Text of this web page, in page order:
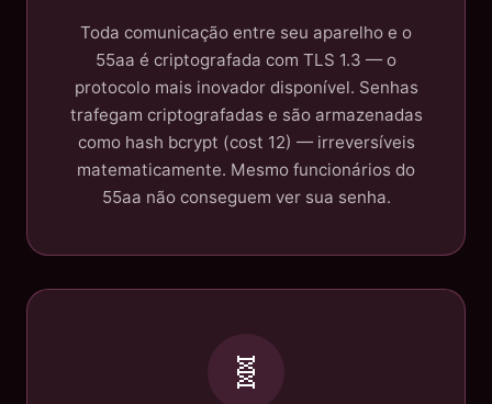
Toda comunicação entre seu aparelho e o
55aa é criptografada com TLS 1.3 — o
protocolo mais inovador disponível. Senhas
trafegam criptografadas e são armazenadas
como hash bcrypt (cost 12) — irreversíveis
matematicamente. Mesmo funcionários do
55aa não conseguem ver sua senha.
🧬